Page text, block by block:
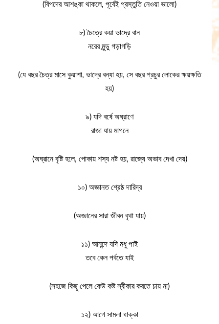
(বিপদের আশঙ্কা থাকলে, পূর্বেই প্রস্তুতি নেওয়া ভালো)
৮) চৈত্রে কয়া ভাদ্রে বান
নরের মুন্ডু গড়াগড়ি
(যে বছর চৈত্র মাসে কুয়াশা, ভাদ্রে বন্যা হয়, সে বছর প্রচুর লোকের ক্ষয়ক্ষতি
হয়)
৯) যদি বর্ষে অঘ্রাণে
রাজা যায় মাগনে
(অঘ্রানে বৃষ্টি হলে, পোকায় শস্য নষ্ট হয়, রাজ্যে অভাব দেখা দেয়)
১০) অজ্ঞানত শ্রেষ্ঠ দারিদ্র
(অজ্ঞানের সারা জীবন বৃথা যায়)
১১) আনন্দে যদি মধু পাই
তবে কেন পর্বতে যাই
(সহজে কিছু পেলে কেউ কষ্ট স্বীকার করতে চায় না)
১২) আগে সামলা ধাক্কা